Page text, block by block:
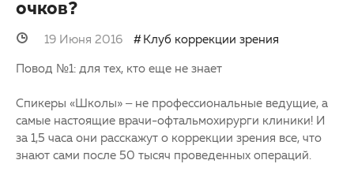
очков?
19 Июня 2016 Клуб коррекции зрения
Повод №1: для тех, кто еще не знает
Спикеры «Школы» – не профессиональные ведущие, а
самые настоящие врачи-офтальмохирурги клиники! И
за 1,5 часа они расскажут о коррекции зрения все, что
знают сами после 50 тысяч проведенных операций.